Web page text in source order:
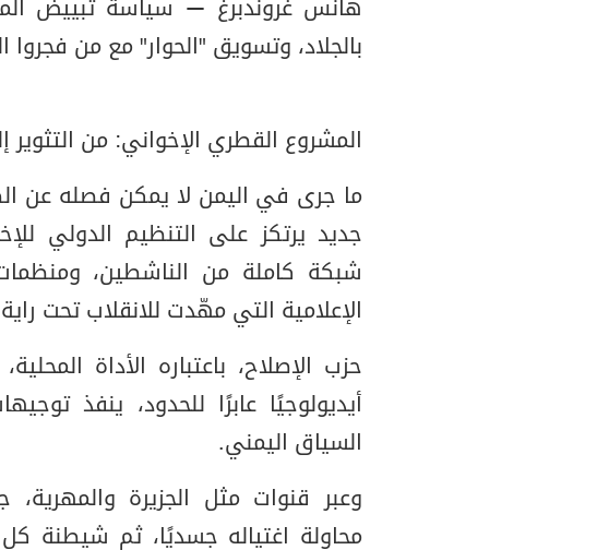
هانس غروندبرغ — سياسة تبييض
بالجلاد، وتسويق "الحوار" مع من فجروا
المشروع القطري الإخواني: من التثوير
ما جرى في اليمن لا يمكن فصله عن
جديد يرتكز على التنظيم الدولي
شبكة كاملة من الناشطين،
الإعلامية التي مهّدت للانقلاب تحت راية
حزب الإصلاح، باعتباره الأداة
أيديولوجيًا عابرًا للحدود، ينفذ
السياق اليمني.
وعبر قنوات مثل الجزيرة والمهرية،
محاولة اغتياله جسديًا، ثم شيطنة